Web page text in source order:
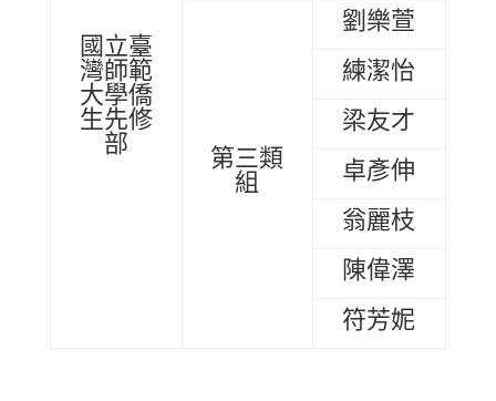
國立臺
灣師範
大學僑
生先修
部 第三類
組
劉樂萱
練潔怡
梁友才
卓彥伸
翁麗枝
陳偉澤
符芳妮